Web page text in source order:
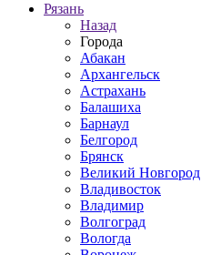
Рязань
Назад
Города
Абакан
Архангельск
Астрахань
Балашиха
Барнаул
Белгород
Брянск
Великий Новгород
Владивосток
Владимир
Волгоград
Вологда